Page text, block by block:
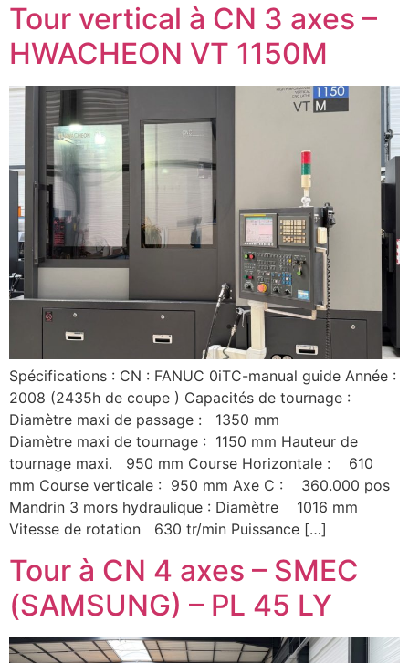
Tour vertical à CN 3 axes –
HWACHEON VT 1150M
Spécifications : CN : FANUC 0iTC-manual guide Année :
2008 (2435h de coupe ) Capacités de tournage :
Diamètre maxi de passage : 1350 mm
Diamètre maxi de tournage : 1150 mm Hauteur de
tournage maxi. 950 mm Course Horizontale : 610
mm Course verticale : 950 mm Axe C : 360.000 pos
Mandrin 3 mors hydraulique : Diamètre 1016 mm
Vitesse de rotation 630 tr/min Puissance […]
Tour à CN 4 axes – SMEC
(SAMSUNG) – PL 45 LY